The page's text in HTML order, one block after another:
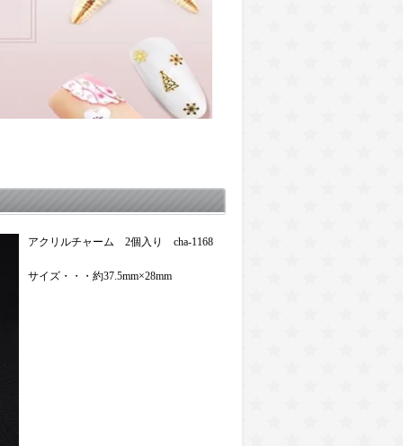
アクリルチャーム 2個入り cha-1168
サイズ・・・約37.5mm×28mm